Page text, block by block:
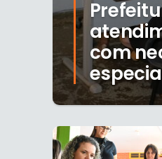
com